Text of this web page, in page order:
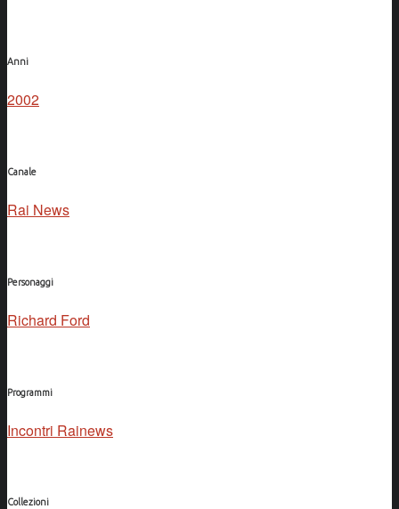
Anni
2002
Canale
Rai News
Personaggi
Richard Ford
Programmi
Incontri Rainews
Collezioni